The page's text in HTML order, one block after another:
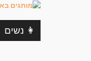
👩 נשים